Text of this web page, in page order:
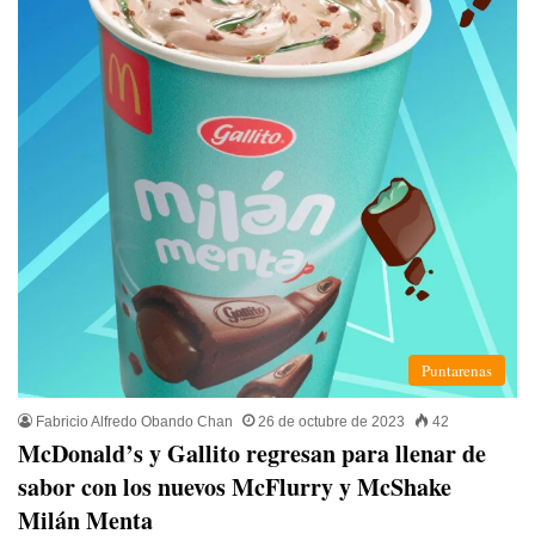
Puntarenas
Fabricio Alfredo Obando Chan 26 de octubre de 2023 42
McDonald’s y Gallito regresan para llenar de
sabor con los nuevos McFlurry y McShake
Milán Menta